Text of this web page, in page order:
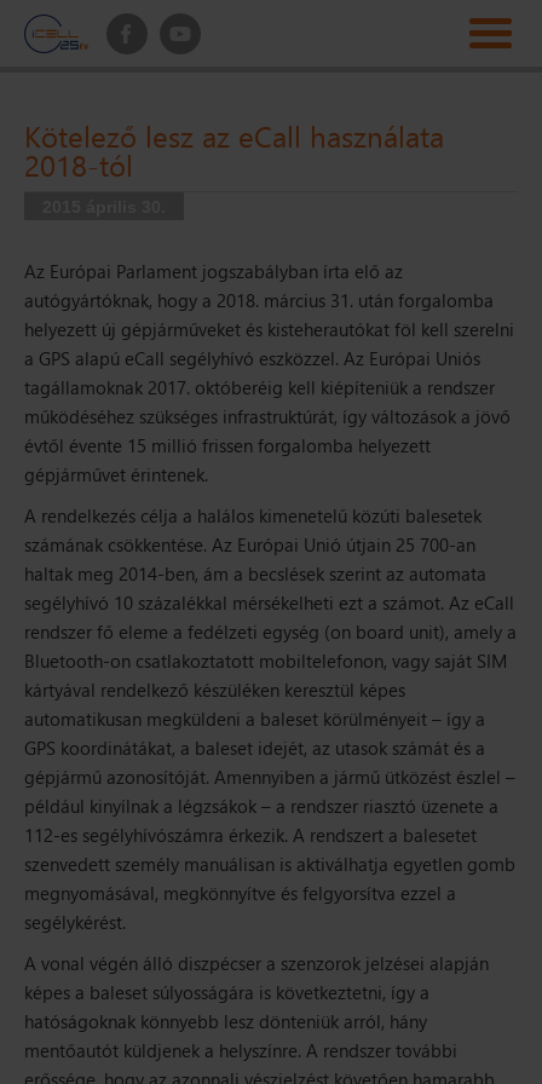
Kötelező lesz az eCall használata
2018-tól
Az Európai Parlament jogszabályban írta elő az
autógyártóknak, hogy a 2018. március 31. után forgalomba
helyezett új gépjárműveket és kisteherautókat föl kell szerelni
a GPS alapú eCall segélyhívó eszközzel. Az Európai Uniós
tagállamoknak 2017. októberéig kell kiépíteniük a rendszer
működéséhez szükséges infrastruktúrát, így változások a jövő
évtől évente 15 millió frissen forgalomba helyezett
gépjárművet érintenek.
A rendelkezés célja a halálos kimenetelű közúti balesetek
számának csökkentése. Az Európai Unió útjain 25 700-an
haltak meg 2014-ben, ám a becslések szerint az automata
segélyhívó 10 százalékkal mérsékelheti ezt a számot. Az eCall
rendszer fő eleme a fedélzeti egység (on board unit), amely a
Bluetooth-on csatlakoztatott mobiltelefonon, vagy saját SIM
kártyával rendelkező készüléken keresztül képes
automatikusan megküldeni a baleset körülményeit – így a
GPS koordinátákat, a baleset idejét, az utasok számát és a
gépjármű azonosítóját. Amennyiben a jármű ütközést észlel –
például kinyílnak a légzsákok – a rendszer riasztó üzenete a
112-es segélyhívószámra érkezik. A rendszert a balesetet
szenvedett személy manuálisan is aktiválhatja egyetlen gomb
megnyomásával, megkönnyítve és felgyorsítva ezzel a
segélykérést.
A vonal végén álló diszpécser a szenzorok jelzései alapján
képes a baleset súlyosságára is következtetni, így a
hatóságoknak könnyebb lesz dönteniük arról, hány
mentőautót küldjenek a helyszínre. A rendszer további
erőssége, hogy az azonnali vészjelzést követően hamarabb